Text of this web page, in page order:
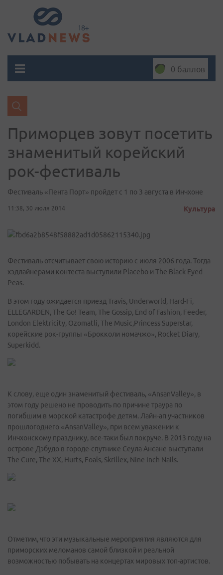
0 баллов
Приморцев зовут посетить
знаменитый корейский
рок-фестиваль
Фестиваль «Пента Порт» пройдет с 1 по 3 августа в Инчхоне
11:38, 30 июля 2014 Культура
Фестиваль отсчитывает свою историю с июля 2006 года. Тогда
хэдлайнерами контеста выступили Placebo и The Black Eyed
Peas.
В этом году ожидается приезд Travis, Underworld, Hard-Fi,
ELLEGARDEN, The Go! Team, The Gossip, End of Fashion, Feeder,
London Elektricity, Ozomatli, The Music,Princess Superstar,
корейские рок-группы «Брокколи номачжо», Rocket Diary,
Superkidd.
К слову, еще один знаменитый фестиваль, «AnsanValley», в
этом году решено не проводить по причине траура по
погибшим в морской катастрофе детям. Лайн-ап участников
прошлогоднего «AnsanValley», при всем уважении к
Инчхонскому празднику, все-таки был покруче. В 2013 году на
острове Дэбудо в городе-спутнике Сеула Ансане выступали
The Cure, The ХХ, Hurts, Foals, Skrillex, Nine Inch Nails.
Отметим, что эти музыкальные мероприятия являются для
приморских меломанов самой близкой и реальной
возможностью побывать на концертах мировых топ-артистов.